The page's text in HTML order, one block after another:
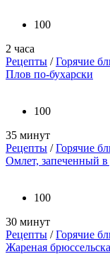
100
2 часа
Рецепты /Горячие
Плов по-бухарски
100
35 минут
Рецепты /Горячие
Омлет, запеченный в
100
30 минут
Рецепты /Горячие
Жареная